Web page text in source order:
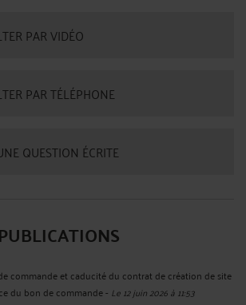
PAR VIDÉO
PAR TÉLÉPHONE
QUESTION ÉCRITE
commande et caducité du contrat de création de site
du bon de commande- Le 12 juin 2026 à 11:53